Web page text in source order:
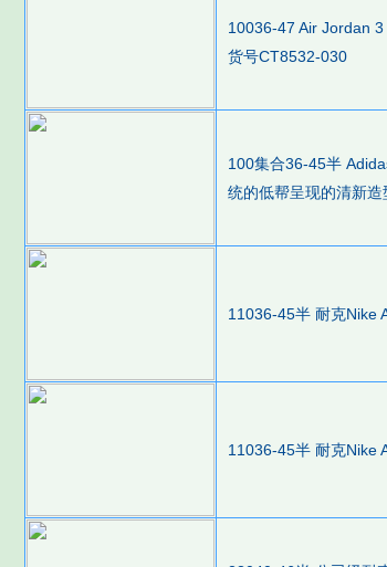
10036-47 Air Jordan
货号CT8532-030
100集合36-45半
统的低帮呈现的清新
11036-45半 耐克Nike
11036-45半 耐克Nike